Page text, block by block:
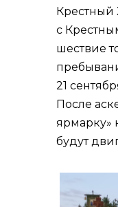
Крестный
с
шествие
21
После
ярмарку»
будут